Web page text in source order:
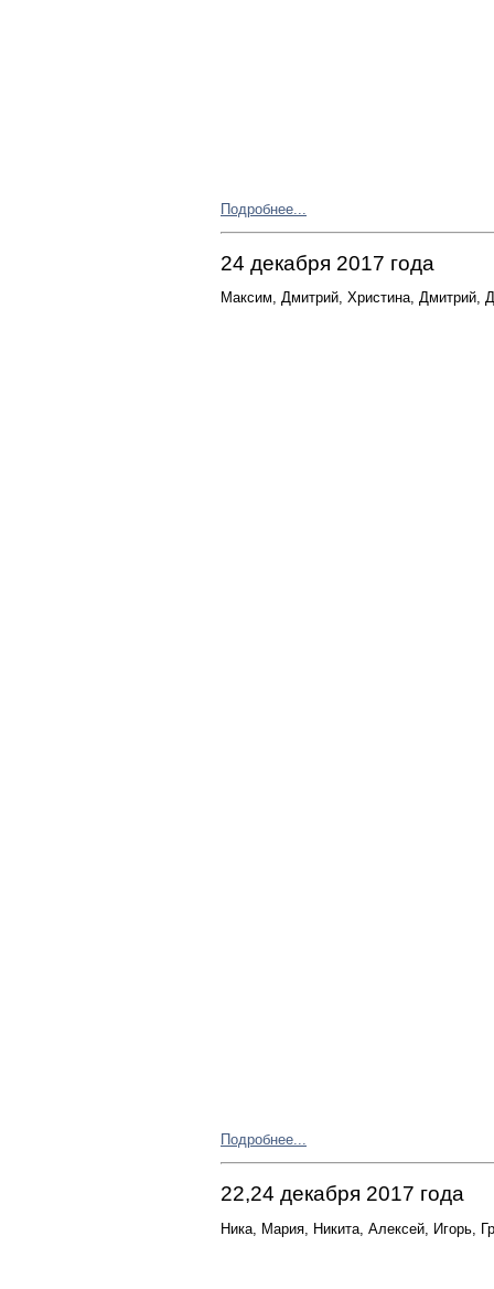
Подробнее...
24 декабря 2017 года
Максим, Дмитрий, Христина, Дмитрий,
Подробнее...
22,24 декабря 2017 года
Ника, Мария, Никита, Алексей, Игорь,